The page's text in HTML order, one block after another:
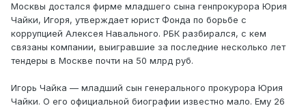
Москвы достался фирме младшего сына генпрокурора Юрия
Чайки, Игоря, утверждает юрист Фонда по борьбе с
коррупцией Алексея Навального. РБК разбирался, с кем
связаны компании, выигравшие за последние несколько лет
тендеры в Москве почти на 50 млрд руб.
Игорь Чайка — младший сын генерального прокурора Юрия
Чайки. О его официальной биографии известно мало. Ему 26